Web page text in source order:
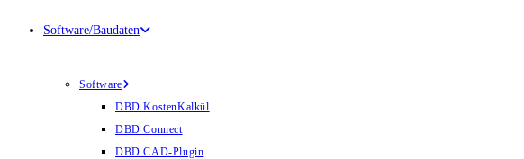
Software/Baudaten
Software
DBD KostenKalkül
DBD Connect
DBD CAD-Plugin